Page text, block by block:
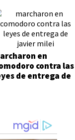
en
contra las
de entrega de